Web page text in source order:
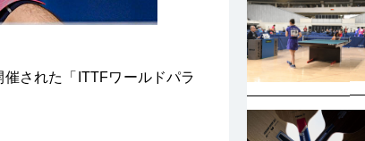
された「ITTFワールドパラ